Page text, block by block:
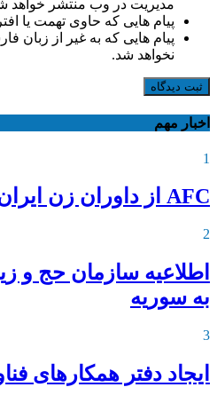
مدیریت در وب منتشر خواهد
پیام هایی که حاوی تهمت یا
پیام هایی که به غیر از زبان
نخواهد شد.
ثبت دیدگاه
اخبار مهم
1
AFC از داوران زن ایران دعوت کرد
2
اطلاعیه‌ سازمان حج و
به سوریه
3
ایجاد دفتر همکارهای